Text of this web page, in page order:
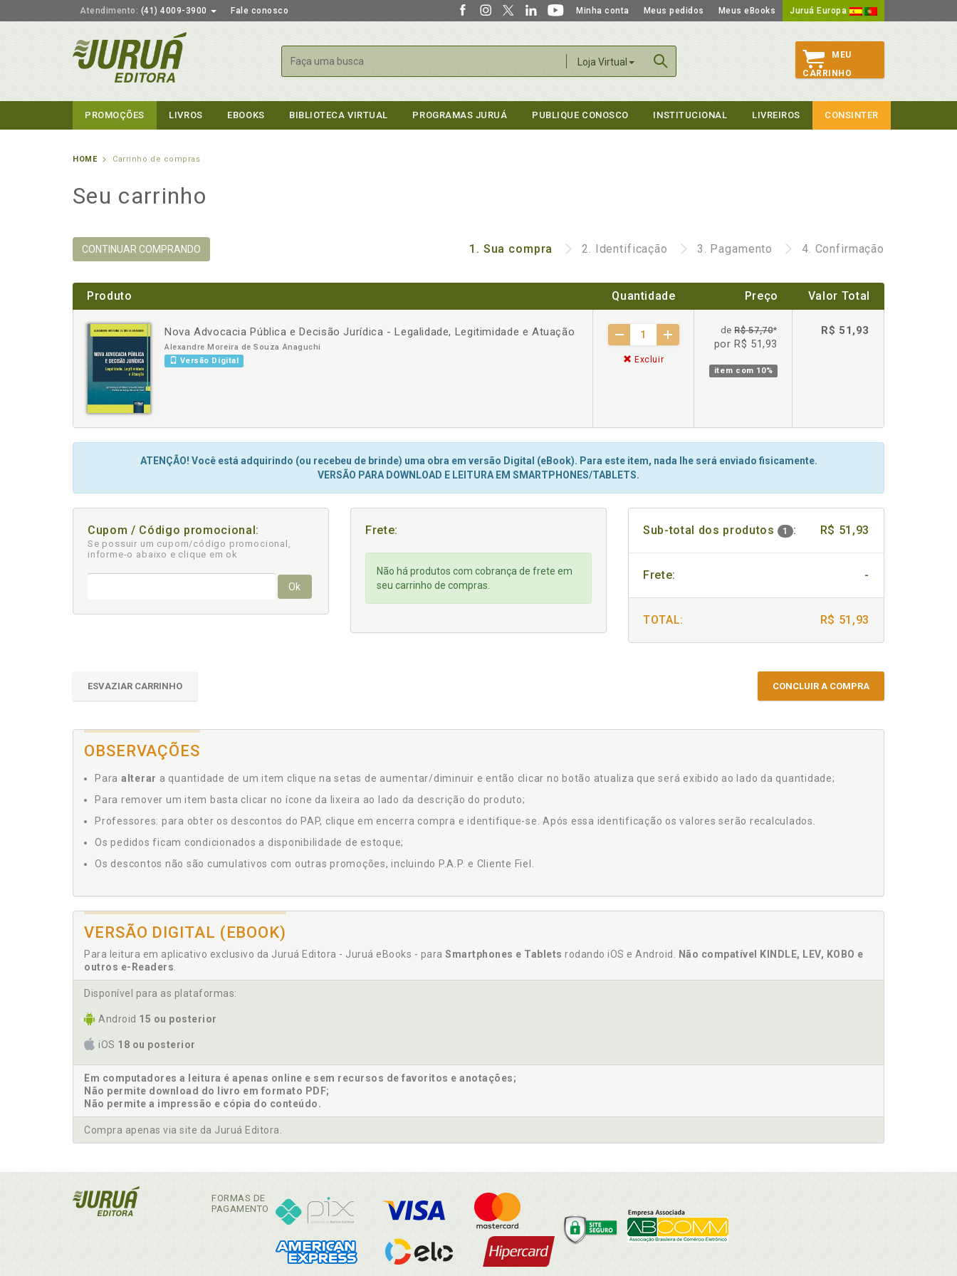
Atendimento: (41) 4009-3900 Fale conosco Minha conta Meus pedidos Meus eBooks Juruá Europa
Loja Virtual
Buscar
MEU
CARRINHO
PROMOÇÕES LIVROS EBOOKS BIBLIOTECA VIRTUAL PROGRAMAS JURUÁ PUBLIQUE CONOSCO INSTITUCIONAL LIVREIROS CONSINTER
HOME Carrinho de compras
Seu carrinho
CONTINUAR COMPRANDO 1. Sua compra 2. Identificação 3. Pagamento 4. Confirmação
Produto Quantidade Preço Valor Total
Nova Advocacia Pública e Decisão Jurídica - Legalidade, Legitimidade e Atuação
Alexandre Moreira de Souza Anaguchi
Versão Digital
- +
Excluir
deR$ 57,70*
por R$ 51,93
item com 10%
R$ 51,93
ATENÇÃO! Você está adquirindo (ou recebeu de brinde) uma obra em versão Digital (eBook). Para este item, nada lhe será enviado fisicamente.
VERSÃO PARA DOWNLOAD E LEITURA EM SMARTPHONES/TABLETS.
Cupom / Código promocional:
Se possuir um cupom/código promocional,
informe-o abaixo e clique em ok
Ok
Frete:
Não há produtos com cobrança de frete em
seu carrinho de compras.
Sub-total dos produtos 1 : R$ 51,93
Frete: -
TOTAL: R$ 51,93
ESVAZIAR CARRINHO CONCLUIR A COMPRA
OBSERVAÇÕES
Para alterar a quantidade de um item clique na setas de aumentar/diminuir e então clicar no botão atualiza que será exibido ao lado da quantidade;
Para remover um item basta clicar no ícone da lixeira ao lado da descrição do produto;
Professores: para obter os descontos do PAP, clique em encerra compra e identifique-se. Após essa identificação os valores serão recalculados.
Os pedidos ficam condicionados a disponibilidade de estoque;
Os descontos não são cumulativos com outras promoções, incluindo P.A.P. e Cliente Fiel.
VERSÃO DIGITAL (EBOOK)
Para leitura em aplicativo exclusivo da Juruá Editora - Juruá eBooks - para Smartphones e Tablets rodando iOS e Android.
Não compatível KINDLE, LEV, KOBO e
outros e-Readers
Disponível para as plataformas:
Android 15 ou posterior
iOS 18 ou posterior
Em computadores a leitura é apenas online e sem recursos de favoritos e anotações;
Não permite download do livro em formato PDF;
Não permite a impressão e cópia do conteúdo.
Compra apenas via site da Juruá Editora.
FORMAS DE
PAGAMENTO